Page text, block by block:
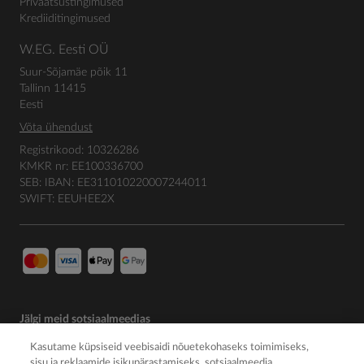
Privaatsustingimused
Krediiditingimused
W.EG. Eesti OÜ
Suur-Sõjamäe põik 11
Tallinn 11415
Eesti
Võta ühendust
Registrikood: 10326286
KMKR nr: EE100336700
SEB: IBAN: EE311010220007244011
SWIFT: EEUHEE2X
Jälgi meid sotsiaalmeedias
Kasutame küpsiseid veebisaidi nõuetekohaseks toimimiseks,